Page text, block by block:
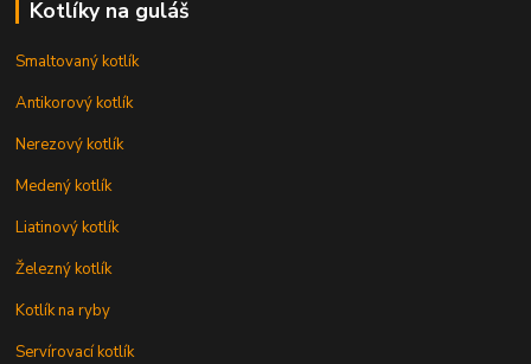
Kotlíky na guláš
Smaltovaný kotlík
Antikorový kotlík
Nerezový kotlík
Medený kotlík
Liatinový kotlík
Železný kotlík
Kotlík na ryby
Servírovací kotlík